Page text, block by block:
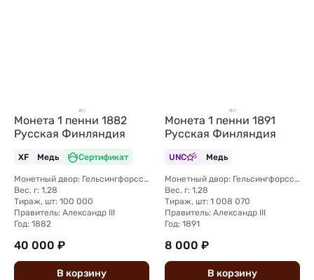
Монета 1 пенни 1882
Русская Финляндия
XF Медь Сертификат
Монетный двор: Гельсингфорсский монетный двор (Финляндия)
Вес, г: 1,28
Тираж, шт: 100 000
Правитель: Александр III
Год: 1882
40 000 ₽
В корзину
Монета 1 пенни 1891
Русская Финляндия
UNC Медь
Монетный двор: Гельсингфорсский монетный двор (Финляндия)
Вес, г: 1,28
Тираж, шт: 1 008 070
Правитель: Александр III
Год: 1891
8 000 ₽
В корзину